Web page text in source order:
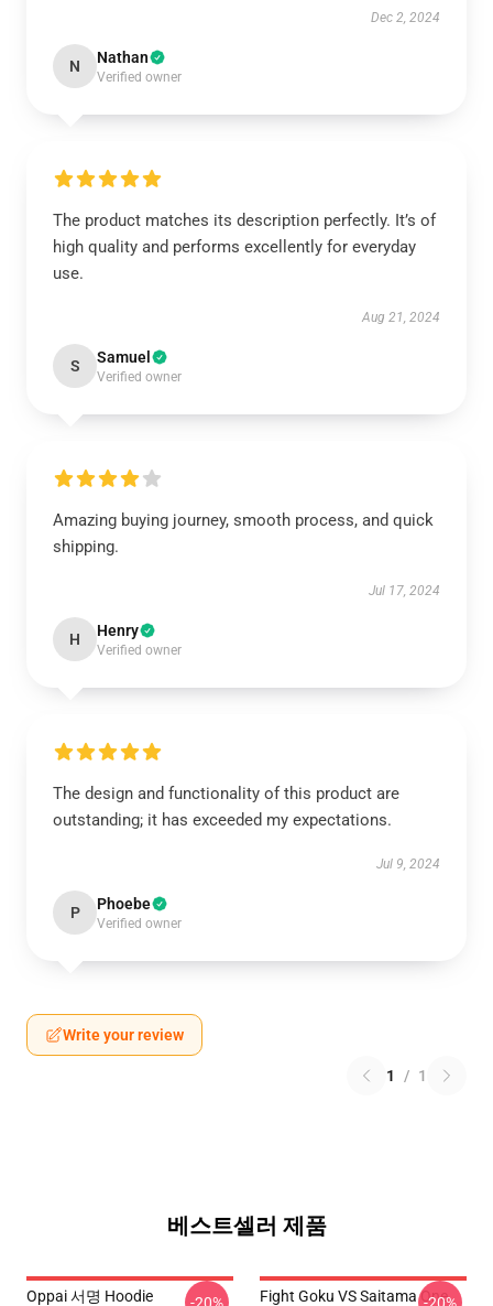
Dec 2, 2024
N Nathan
Verified owner
The product matches its description perfectly. It’s of
high quality and performs excellently for everyday
use.
Aug 21, 2024
S Samuel
Verified owner
Amazing buying journey, smooth process, and quick
shipping.
Jul 17, 2024
H Henry
Verified owner
The design and functionality of this product are
outstanding; it has exceeded my expectations.
Jul 9, 2024
P Phoebe
Verified owner
Write your review
1 / 1
베스트셀러 제품
Oppai 서명 Hoodie
Fight Goku VS Saitama One